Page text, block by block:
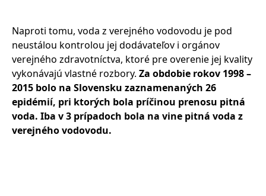
Naproti tomu, voda z verejného vodovodu je pod
neustálou kontrolou jej dodávateľov i orgánov
verejného zdravotníctva, ktoré pre overenie jej kvality
vykonávajú vlastné rozbory. Za obdobie rokov 1998 –
2015 bolo na Slovensku zaznamenaných 26
epidémií, pri ktorých bola príčinou prenosu pitná
voda. Iba v 3 prípadoch bola na vine pitná voda z
verejného vodovodu.